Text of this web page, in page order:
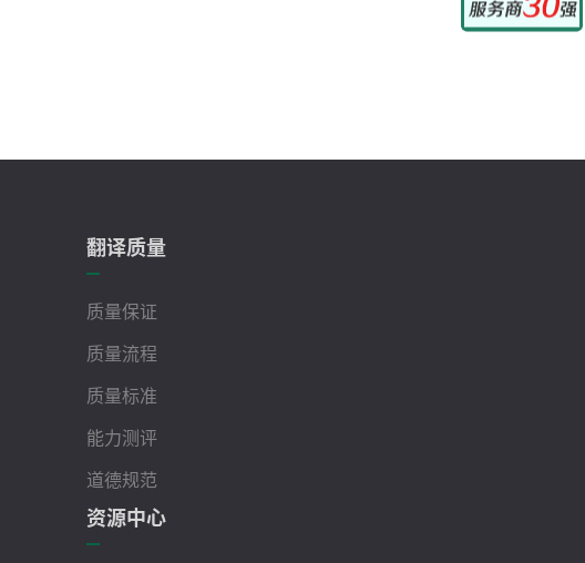
翻译质量
质量保证
质量流程
质量标准
能力测评
道德规范
资源中心